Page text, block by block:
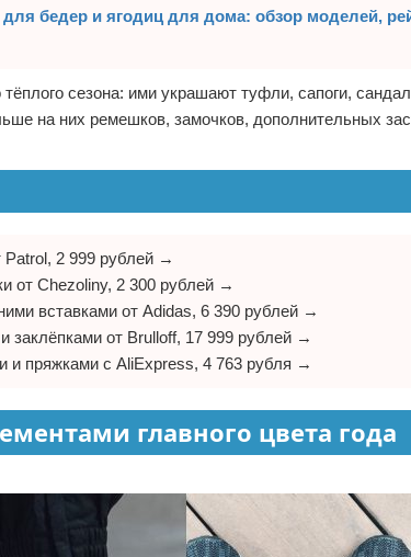
для бедер и ягодиц для дома: обзор моделей,
сезона: ими украшают туфли, сапоги,
на них ремешков, замочков, дополнительных
Patrol, 2 999 рублей →
от Chezoliny, 2 300 рублей →
вставками от Adidas, 6 390 рублей →
заклёпками от Brulloff, 17 999 рублей →
и пряжками с AliExpress, 4 763 рубля →
главного цвета года